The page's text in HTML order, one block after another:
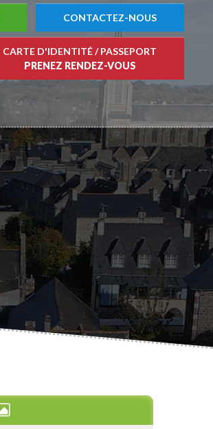
CONTACTEZ-NOUS
CARTE D'IDENTITÉ / PASSEPORT
PRENEZ RENDEZ-VOUS